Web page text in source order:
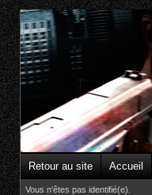
Retour au site Accueil
Vous n'êtes pas identifié(e).